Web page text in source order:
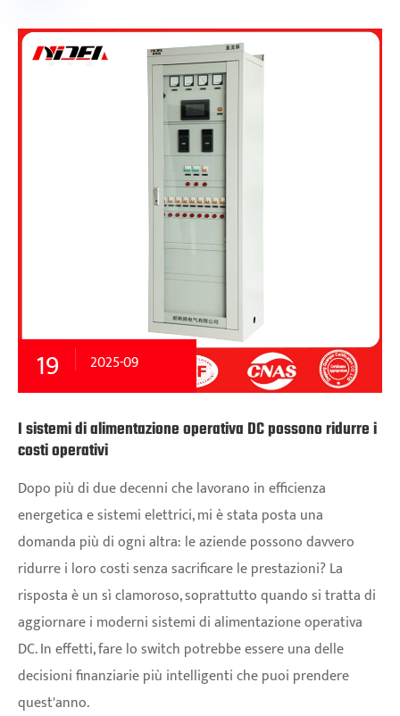
19 2025-09
I sistemi di alimentazione operativa DC possono ridurre i
costi operativi
Dopo più di due decenni che lavorano in efficienza
energetica e sistemi elettrici, mi è stata posta una
domanda più di ogni altra: le aziende possono davvero
ridurre i loro costi senza sacrificare le prestazioni? La
risposta è un sì clamoroso, soprattutto quando si tratta di
aggiornare i moderni sistemi di alimentazione operativa
DC. In effetti, fare lo switch potrebbe essere una delle
decisioni finanziarie più intelligenti che puoi prendere
quest'anno.